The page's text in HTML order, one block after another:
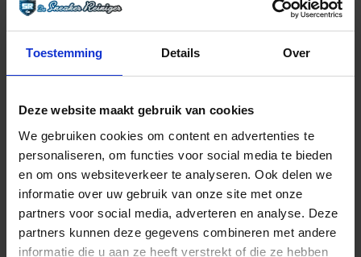
Toestemming Details Over
Deze website maakt gebruik van cookies
We gebruiken cookies om content en advertenties te
personaliseren, om functies voor social media te bieden
en om ons websiteverkeer te analyseren. Ook delen we
informatie over uw gebruik van onze site met onze
partners voor social media, adverteren en analyse. Deze
partners kunnen deze gegevens combineren met andere
informatie die u aan ze heeft verstrekt of die ze hebben
Ook je sneakers schoon laten maken? Boek dan nu het
Collector Sneaker Cleaning Pakket en je kunt die
sneakers volgende week gewoon weer aan zonder je te
schamen. Leeshierhoe het werkt.
VEELGESTELDE VRAGEN